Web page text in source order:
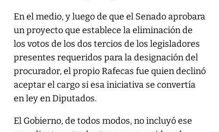
En el medio, y luego de que el Senado aprobara
un proyecto que establece la eliminación de
los votos de los dos tercios de los legisladores
presentes requeridos para la designación del
procurador, el propio Rafecas fue quien declinó
aceptar el cargo si esa iniciativa se convertía
en ley en Diputados.
El Gobierno, de todos modos, no incluyó ese